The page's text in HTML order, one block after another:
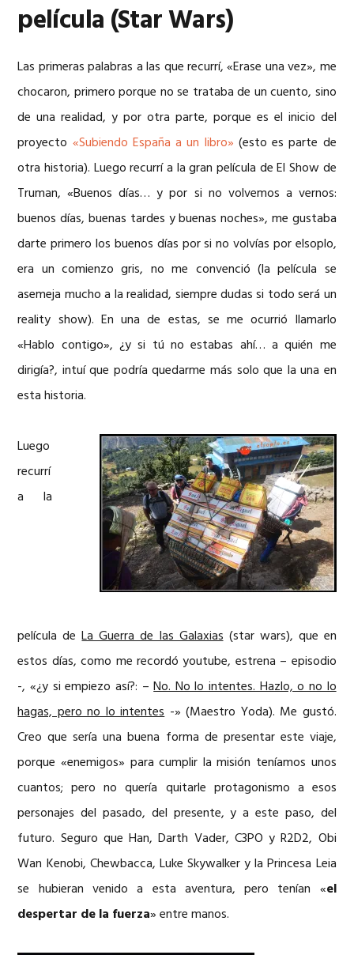
película (Star Wars)
Las primeras palabras a las que recurrí, «Erase una vez», me
chocaron, primero porque no se trataba de un cuento, sino
de una realidad, y por otra parte, porque es el inicio del
proyecto «Subiendo España a un libro» (esto es parte de
otra historia). Luego recurrí a la gran película de El Show de
Truman, «Buenos días… y por si no volvemos a vernos:
buenos días, buenas tardes y buenas noches», me gustaba
darte primero los buenos días por si no volvías por elsoplo,
era un comienzo gris, no me convenció (la película se
asemeja mucho a la realidad, siempre dudas si todo será un
reality show). En una de estas, se me ocurrió llamarlo
«Hablo contigo», ¿y si tú no estabas ahí… a quién me
dirigía?, intuí que podría quedarme más solo que la una en
esta historia.
Luego
recurrí
a la
película deLa Guerra de las Galaxias(star wars), que en
estos días, como me recordó youtube, estrena – episodio
-, «¿y si empiezo así?: –No. No lo intentes. Hazlo, o no lo
hagas, pero no lo intentes-» (Maestro Yoda). Me gustó.
Creo que sería una buena forma de presentar este viaje,
porque «enemigos» para cumplir la misión teníamos unos
cuantos; pero no quería quitarle protagonismo a esos
personajes del pasado, del presente, y a este paso, del
futuro. Seguro que Han, Darth Vader, C3PO y R2D2, Obi
Wan Kenobi, Chewbacca, Luke Skywalker y la Princesa Leia
se hubieran venido a esta aventura, pero tenían «el
despertar de la fuerza» entre manos.